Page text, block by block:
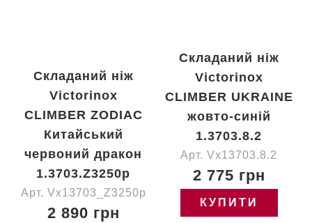
Складаний ніж
Victorinox
CLIMBER ZODIAC
Китайський
червоний дракон
1.3703.Z3250p
Арт. Vx13703_Z3250p
2 890 грн
Складаний ніж
Victorinox
CLIMBER UKRAINE
жовто-синій
1.3703.8.2
Арт. Vx13703.8.2
2 775 грн
КУПИТИ